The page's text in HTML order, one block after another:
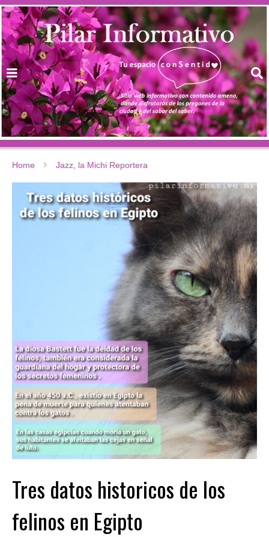
Home Jazz, la Michi Reportera
Tres datos historicos de los
felinos en Egipto